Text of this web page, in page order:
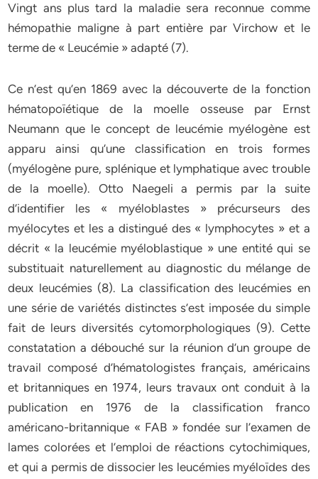
Vingt ans plus tard la maladie sera reconnue comme
hémopathie maligne à part entière par Virchow et le
terme de « Leucémie » adapté (7).
Ce n’est qu’en 1869 avec la découverte de la fonction
hématopoïétique de la moelle osseuse par Ernst
Neumann que le concept de leucémie myélogène est
apparu ainsi qu’une classification en trois formes
(myélogène pure, splénique et lymphatique avec trouble
de la moelle). Otto Naegeli a permis par la suite
d’identifier les « myéloblastes » précurseurs des
myélocytes et les a distingué des « lymphocytes » et a
décrit « la leucémie myéloblastique » une entité qui se
substituait naturellement au diagnostic du mélange de
deux leucémies (8). La classification des leucémies en
une série de variétés distinctes s’est imposée du simple
fait de leurs diversités cytomorphologiques (9). Cette
constatation a débouché sur la réunion d’un groupe de
travail composé d’hématologistes français, américains
et britanniques en 1974, leurs travaux ont conduit à la
publication en 1976 de la classification franco
américano-britannique « FAB » fondée sur l’examen de
lames colorées et l’emploi de réactions cytochimiques,
et qui a permis de dissocier les leucémies myéloïdes des